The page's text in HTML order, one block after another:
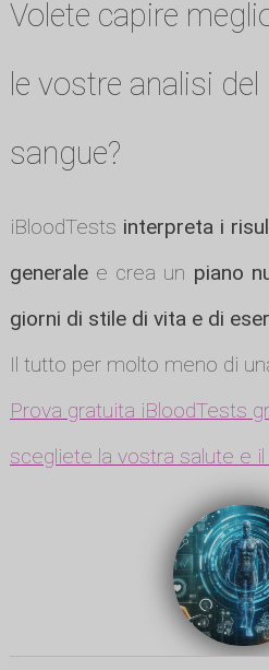
Volete capire
le vostre analisi del
sangue?
iBloodTests interpreta i
generalee crea un piano
giorni di stile di vita e di
Il tutto per molto meno di
Prova gratuita iBloodTests
scegliete la vostra salute e